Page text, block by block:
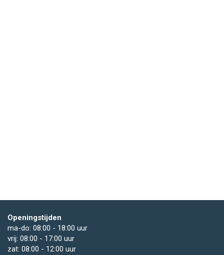
Openingstijden
ma-do: 08:00 - 18:00 uur
vrij: 08:00 - 17:00 uur
zat: 08:00 - 12:00 uur